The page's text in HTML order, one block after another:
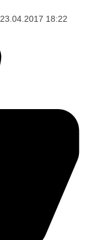
23.04.2017 18:22